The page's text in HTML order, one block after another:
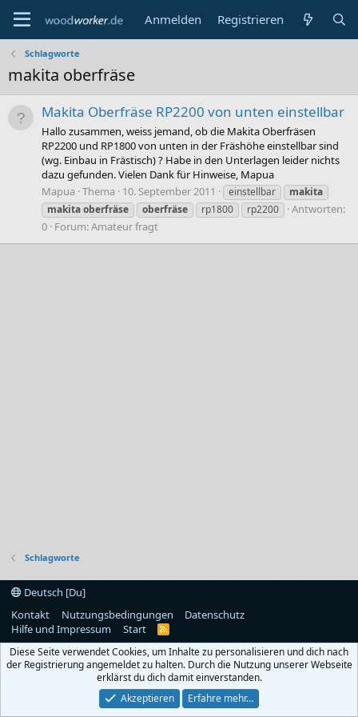
Anmelden Registrieren
Schlagworte
makita oberfräse
Makita Oberfräse RP2200 von unten einstellbar
Hallo zusammen, weiss jemand, ob die Makita Oberfräsen
RP2200 und RP1800 von unten in der Fräshöhe einstellbar sind
(wg. Einbau in Frästisch) ? Habe in den Unterlagen leider nichts
dazu gefunden. Vielen Dank für Hinweise, Mapua
Mapua Thema 10. September 2011 einstellbar
makita
makitaoberfräse oberfräse rp1800 rp2200
Antworten:
0 Forum:Amateur fragt
Schlagworte
Deutsch [Du]
Kontakt
Nutzungsbedingungen
Datenschutz
Hilfe und Impressum
Start
R
S
Diese Seite verwendet Cookies, um Inhalte zu personalisieren und dich nach
der Registrierung angemeldet zu halten. Durch die Nutzung unserer Webseite
erklärst du dich damit einverstanden.
Akzeptieren
Erfahre mehr…